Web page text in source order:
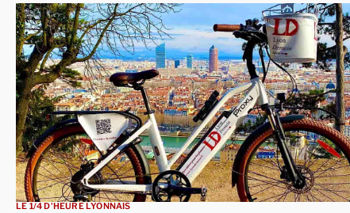
LE 1/4 D'HEURE LYONNAIS